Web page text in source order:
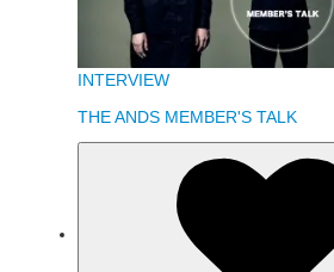
INTERVIEW
THE ANDS MEMBER'S TALK